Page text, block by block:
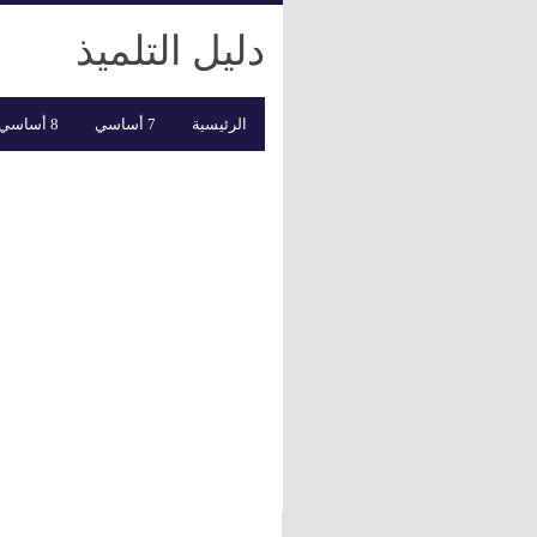
دليل التلميذ
الرئيسية 7 أساسي 8 أساسي